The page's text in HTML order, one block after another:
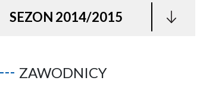
SEZON 2014/2015
ZAWODNICY